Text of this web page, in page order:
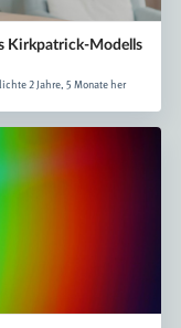
Kirkpatrick-Modells
2 Jahre, 5 Monate her